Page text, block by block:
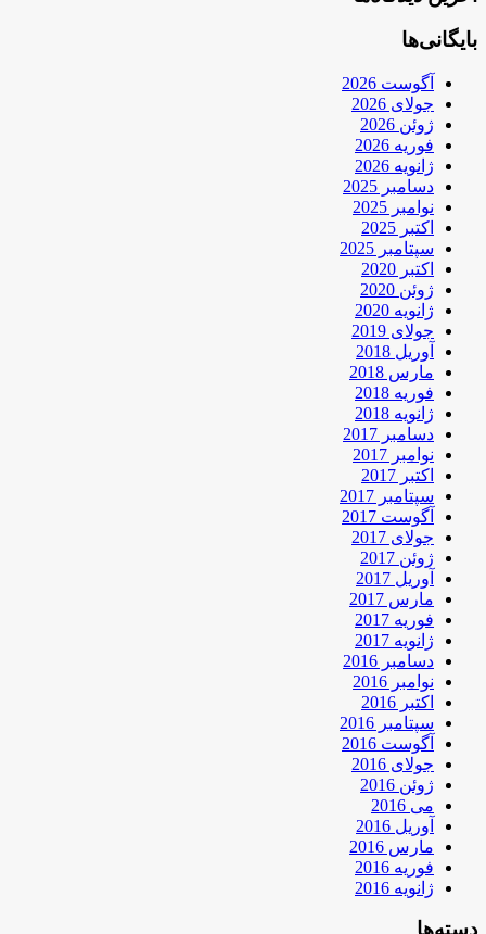
بایگانی‌ها
آگوست 2026
جولای 2026
ژوئن 2026
فوریه 2026
ژانویه 2026
دسامبر 2025
نوامبر 2025
اکتبر 2025
سپتامبر 2025
اکتبر 2020
ژوئن 2020
ژانویه 2020
جولای 2019
آوریل 2018
مارس 2018
فوریه 2018
ژانویه 2018
دسامبر 2017
نوامبر 2017
اکتبر 2017
سپتامبر 2017
آگوست 2017
جولای 2017
ژوئن 2017
آوریل 2017
مارس 2017
فوریه 2017
ژانویه 2017
دسامبر 2016
نوامبر 2016
اکتبر 2016
سپتامبر 2016
آگوست 2016
جولای 2016
ژوئن 2016
می 2016
آوریل 2016
مارس 2016
فوریه 2016
ژانویه 2016